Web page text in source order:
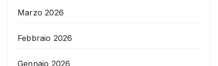
Marzo 2026
Febbraio 2026
Gennaio 2026